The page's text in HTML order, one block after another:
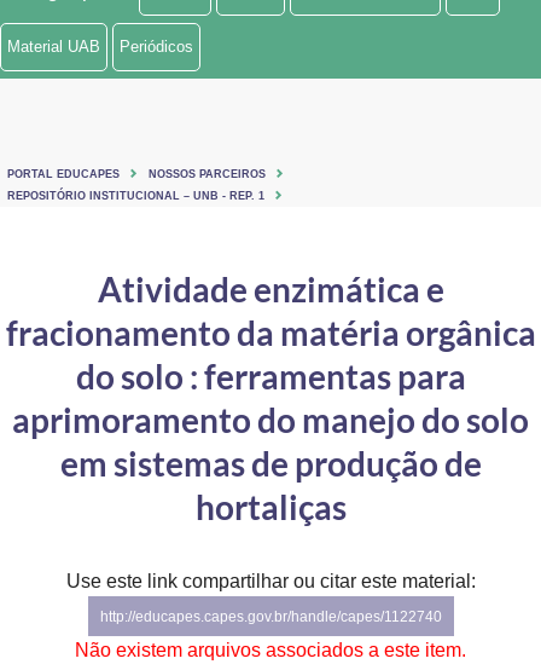
Ministério de Minas e Energia
Ministério do Turismo
Controladoria-Geral da União
Secretaria-Geral
Secretaria de Governo
Gabinete de Segurança Institucional
Banco Central do Brasil
Material UAB Periódicos
PORTAL EDUCAPES
NOSSOS PARCEIROS
REPOSITÓRIO INSTITUCIONAL – UNB - REP. 1
Atividade enzimática e
fracionamento da matéria orgânica
do solo : ferramentas para
aprimoramento do manejo do solo
em sistemas de produção de
hortaliças
Use este link compartilhar ou citar este material:
http://educapes.capes.gov.br/handle/capes/1122740
Não existem arquivos associados a este item.